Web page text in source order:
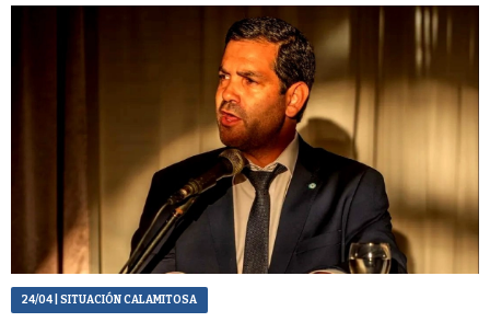
24/04| SITUACIÓN CALAMITOSA